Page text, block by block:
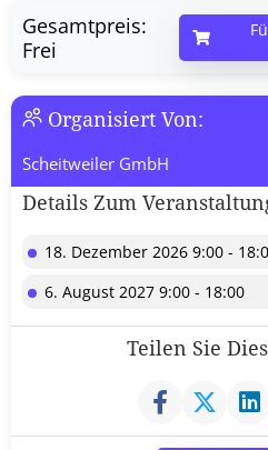
Gesamtpreis:
Frei
Organisiert Von:
Scheitweiler GmbH
Details Zum
18. Dezember 2026 9:00 -
6. August 2027 9:00 - 18:00
Teilen Sie